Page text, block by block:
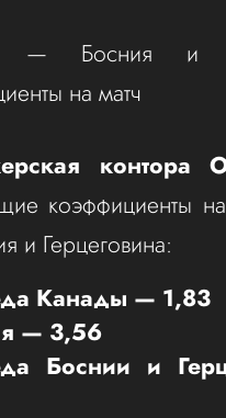
— Босния и
на матч
контора
коэффициенты
и Герцеговина:
Канады — 1,83
— 3,56
Боснии и